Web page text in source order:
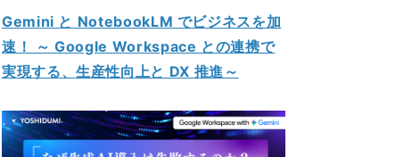
Gemini と NotebookLM でビジネスを加
速！ ～ Google Workspace との連携で
実現する、生産性向上と DX 推進～